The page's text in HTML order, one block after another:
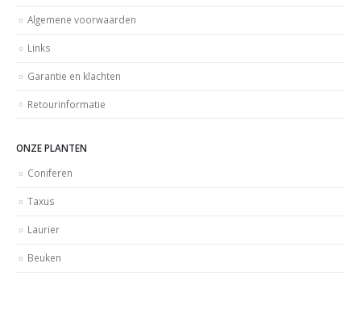
Algemene voorwaarden
Links
Garantie en klachten
Retourinformatie
ONZE PLANTEN
Coniferen
Taxus
Laurier
Beuken